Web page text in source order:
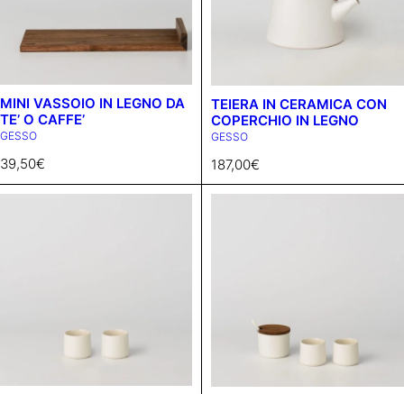
MINI VASSOIO IN LEGNO DA
TE’ O CAFFE’
GESSO
39,50€
TEIERA IN CERAMICA CON
COPERCHIO IN LEGNO
GESSO
187,00€